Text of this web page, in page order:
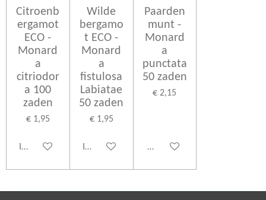
Citroenb
ergamot
ECO -
Monard
a
citriodor
a 100
zaden
€ 1,95
In winkelwagen
Wilde
bergamo
t ECO -
Monard
a
fistulosa
Labiatae
50 zaden
€ 1,95
In winkelwagen
Paarden
munt -
Monard
a
punctata
50 zaden
€ 2,15
Houd mij op de hoogte